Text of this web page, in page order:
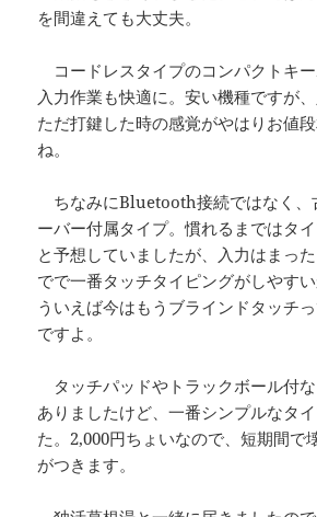
を間違えても大丈夫。
コードレスタイプのコンパクトキー
入力作業も快適に。安い機種ですが、
ただ打鍵した時の感覚がやはりお値
ね。
ちなみにBluetooth接続ではなく、
ーバー付属タイプ。慣れるまではタ
と予想していましたが、入力はまっ
でで一番タッチタイピングがしやす
ういえば今はもうブラインドタッチ
ですよ。
タッチパッドやトラックボール付
ありましたけど、一番シンプルなタ
た。2,000円ちょいなので、短期間で
がつきます。